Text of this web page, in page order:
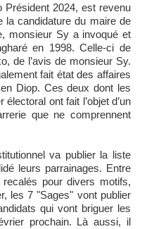
Président 2024, est revenu
la candidature du maire de
monsieur Sy a invoqué et
en 1998. Celle-ci de
de l’avis de monsieur Sy.
fait état des affaires
Diop. Ces deux dont les
ont fait l’objet d’un
que ne comprennent
va publier la liste
leurs parrainages. Entre
pour divers motifs,
les 7 "Sages" vont publier
qui vont briguer les
prochain. Là aussi, il